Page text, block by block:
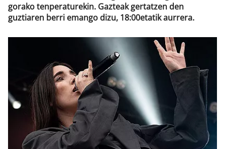
Klisk
gorako tenperaturekin. Gazteak gertatzen den
guztiaren berri emango dizu, 18:00etatik aurrera.